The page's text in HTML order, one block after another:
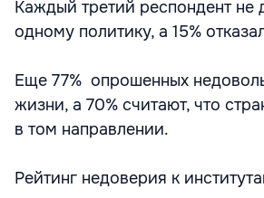
Каждый третий респондент не
одному политику, а 15%
Еще 77% опрошенных
жизни, а 70% считают, что
в том направлении.
Рейтинг недоверия к